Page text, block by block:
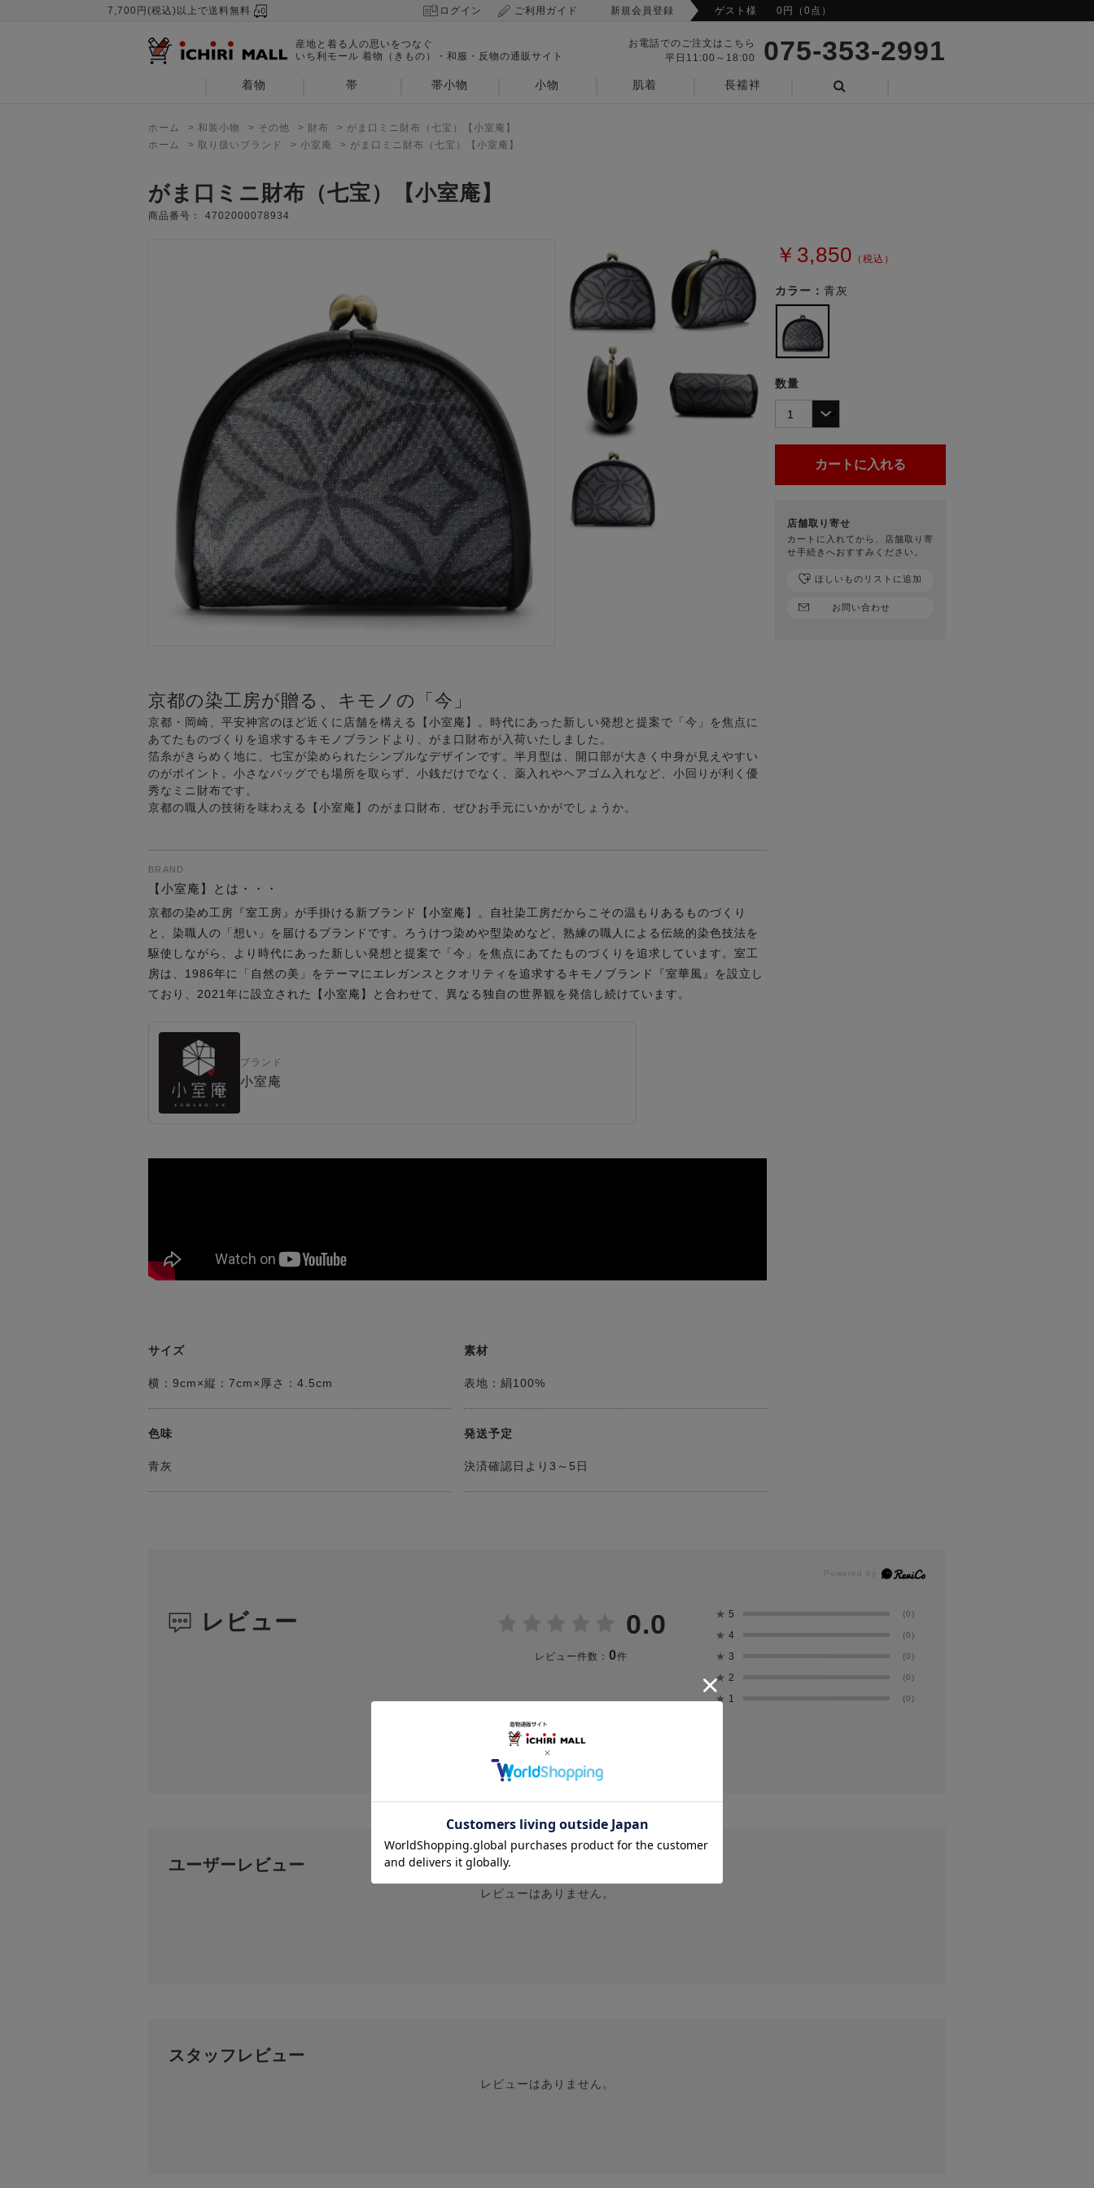
7,700円(税込)以上で送料無料 ログイン ご利用ガイド 新規会員登録 ゲスト様 0円（0点）
産地と着る人の思いをつなぐ
いち利モール 着物（きもの）・和服・反物の通販サイト
お電話でのご注文はこちら
平日11:00～18:00
075-353-2991
着物 帯 帯小物 小物 肌着
長襦袢
ホーム > 和装小物 > その他 > 財布 > がま口ミニ財布（七宝）【小室庵】
ホーム
> 取り扱いブランド > 小室庵 > がま口ミニ財布（七宝）【小室庵】
がま口ミニ財布（七宝）【小室庵】
商品番号： 4702000078934
京都の染工房が贈る、キモノの「今」
京都・岡崎、平安神宮のほど近くに店舗を構える【小室庵】。時代にあった新しい発想と提案で「今」を焦点に
あてたものづくりを追求するキモノブランドより、がま口財布が入荷いたしました。
箔糸がきらめく地に、七宝が染められたシンプルなデザインです。半月型は、開口部が大きく中身が見えやすい
のがポイント。小さなバッグでも場所を取らず、小銭だけでなく、薬入れやヘアゴム入れなど、小回りが利く優
秀なミニ財布です。
京都の職人の技術を味わえる【小室庵】のがま口財布、ぜひお手元にいかがでしょうか。
BRAND
【小室庵】とは・・・
京都の染め工房『室工房』が手掛ける新ブランド【小室庵】。自社染工房だからこその温もりあるものづくり
と、染職人の「想い」を届けるブランドです。ろうけつ染めや型染めなど、熟練の職人による伝統的染色技法を
駆使しながら、より時代にあった新しい発想と提案で「今」を焦点にあてたものづくりを追求しています。室工
房は、1986年に「自然の美」をテーマにエレガンスとクオリティを追求するキモノブランド『室華風』を設立し
ており、2021年に設立された【小室庵】と合わせて、異なる独自の世界観を発信し続けています。
ブランド
小室庵
サイズ
横：9cm×縦：7cm×厚さ：4.5cm
素材
表地：絹100%
色味
青灰
発送予定
決済確認日より3～5日
レビュー 0.0
レビュー件数： 0件
★ 5 (0)
★ 4 (0)
★ 3 (0)
★ 2 (0)
★ 1 (0)
投稿画像はありません。
ユーザーレビュー
レビューはありません。
スタッフレビュー
レビューはありません。
￥3,850 （税込）
カラー： 青灰
数量
店舗取り寄せ
カートに入れてから、店舗取り寄
せ手続きへおすすみください。
お問い合わせ
ほしいものリストに追加